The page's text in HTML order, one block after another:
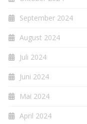
September 2024
August 2024
Juli 2024
Juni 2024
Mai 2024
April 2024